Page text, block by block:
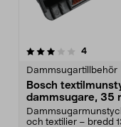
4
Dammsugartillbehör
Bosch
dammsugare, 35
och textilier – bredd
5.0av 5